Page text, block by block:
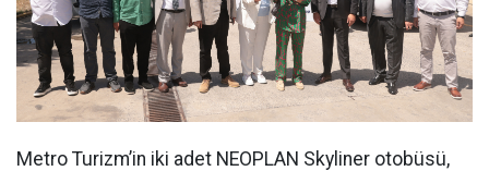
Metro Turizm’in iki adet NEOPLAN Skyliner otobüsü,